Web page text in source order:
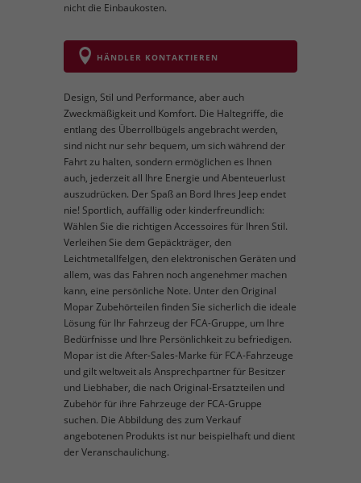
nicht die Einbaukosten.
HÄNDLER KONTAKTIEREN
Design, Stil und Performance, aber auch
Zweckmäßigkeit und Komfort. Die Haltegriffe, die
entlang des Überrollbügels angebracht werden,
sind nicht nur sehr bequem, um sich während der
Fahrt zu halten, sondern ermöglichen es Ihnen
auch, jederzeit all Ihre Energie und Abenteuerlust
auszudrücken. Der Spaß an Bord Ihres Jeep endet
nie! Sportlich, auffällig oder kinderfreundlich:
Wählen Sie die richtigen Accessoires für Ihren Stil.
Verleihen Sie dem Gepäckträger, den
Leichtmetallfelgen, den elektronischen Geräten und
allem, was das Fahren noch angenehmer machen
kann, eine persönliche Note. Unter den Original
Mopar Zubehörteilen finden Sie sicherlich die ideale
Lösung für Ihr Fahrzeug der FCA-Gruppe, um Ihre
Bedürfnisse und Ihre Persönlichkeit zu befriedigen.
Mopar ist die After-Sales-Marke für FCA-Fahrzeuge
und gilt weltweit als Ansprechpartner für Besitzer
und Liebhaber, die nach Original-Ersatzteilen und
Zubehör für ihre Fahrzeuge der FCA-Gruppe
suchen. Die Abbildung des zum Verkauf
angebotenen Produkts ist nur beispielhaft und dient
der Veranschaulichung.